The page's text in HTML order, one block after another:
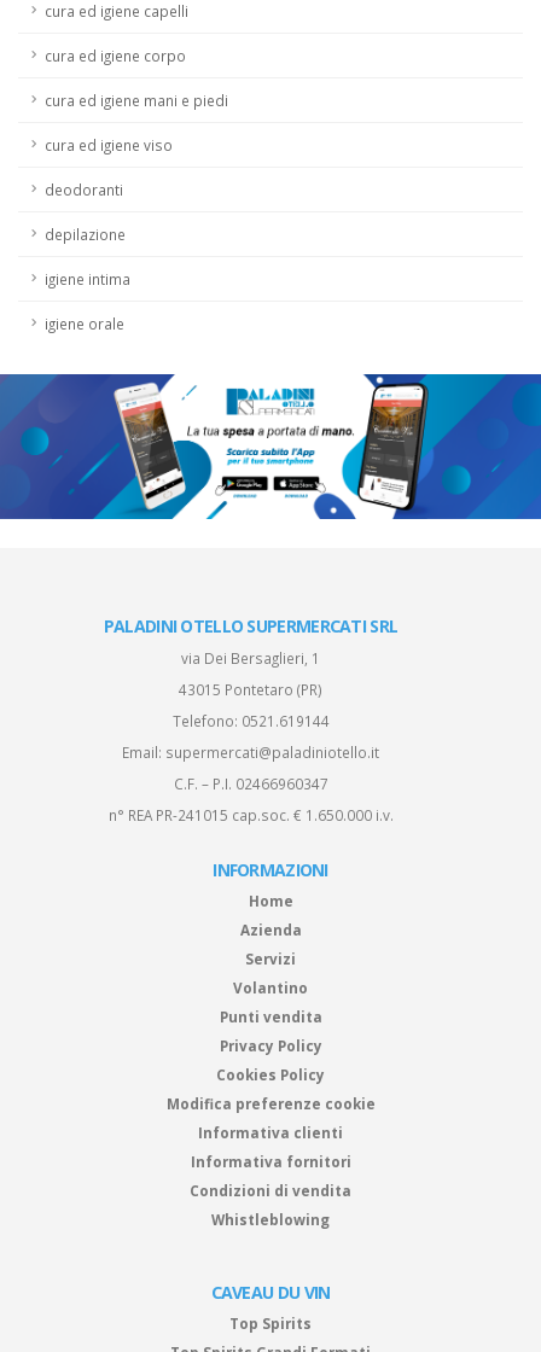
cura ed igiene capelli
cura ed igiene corpo
cura ed igiene mani e piedi
cura ed igiene viso
deodoranti
depilazione
igiene intima
igiene orale
PALADINI OTELLO SUPERMERCATI SRL
via Dei Bersaglieri, 1
43015 Pontetaro (PR)
Telefono: 0521.619144
Email: supermercati@paladiniotello.it
C.F. – P.I. 02466960347
n° REA PR-241015 cap.soc. € 1.650.000 i.v.
INFORMAZIONI
Home
Azienda
Servizi
Volantino
Punti vendita
Privacy Policy
Cookies Policy
Modifica preferenze cookie
Informativa clienti
Informativa fornitori
Condizioni di vendita
Whistleblowing
CAVEAU DU VIN
Top Spirits